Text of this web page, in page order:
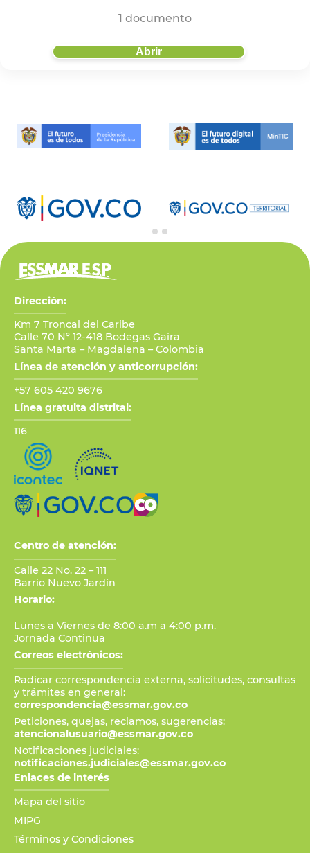
1 documento
Abrir
Dirección:
Km 7 Troncal del Caribe
Calle 70 N° 12-418 Bodegas Gaira
Santa Marta – Magdalena – Colombia
Línea de atención y anticorrupción:
+57 605 420 9676
Línea gratuita distrital:
116
Centro de atención:
Calle 22 No. 22 – 111
Barrio Nuevo Jardín
Horario:
Lunes a Viernes de 8:00 a.m a 4:00 p.m.
Jornada Continua
Correos electrónicos:
Radicar correspondencia externa, solicitudes, consultas
y trámites en general:
correspondencia@essmar.gov.co
Peticiones, quejas, reclamos, sugerencias:
atencionalusuario@essmar.gov.co
Notificaciones judiciales:
notificaciones.judiciales@essmar.gov.co
Enlaces de interés
Mapa del sitio
MIPG
Términos y Condiciones